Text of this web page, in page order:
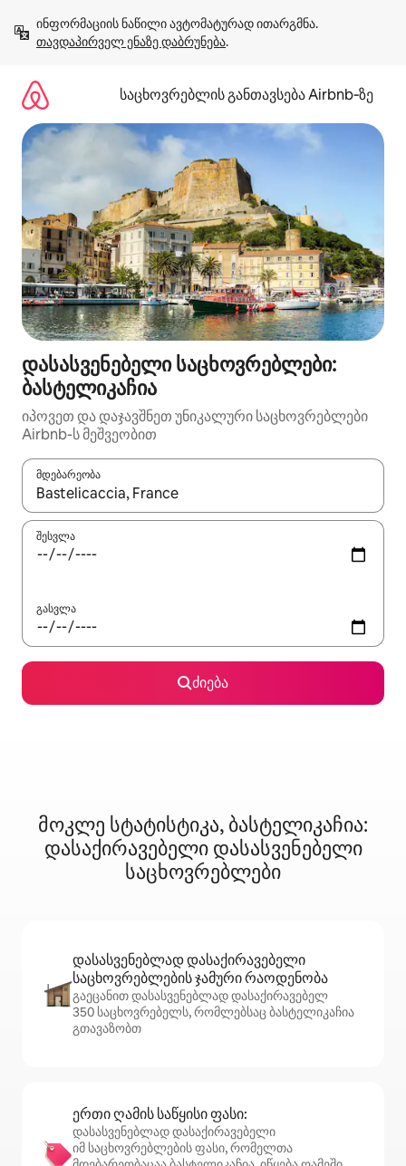
გადასვლა
თავდაპირველ ენაზე დაბრუნება.
საცხოვრებლის განთავსება Airbnb‑ზე
დასასვენებელი საცხოვრებლები:
ბასტელიკაჩია
იპოვეთ და დაჯავშნეთ უნიკალური საცხოვრებლები
Airbnb-ს მეშვეობით
მდებარეობა
როცა შედეგები ხელმისაწვდომი გახდება, ნავიგაციისთვის
შესვლა
გასვლა
ძიება
მოკლე სტატისტიკა, ბასტელიკაჩია:
დასაქირავებელი დასასვენებელი
საცხოვრებლები
დასასვენებლად დასაქირავებელი
საცხოვრებლების ჯამური რაოდენობა
გაეცანით დასასვენებლად დასაქირავებელ
350 საცხოვრებელს, რომლებსაც ბასტელიკაჩია
გთავაზობთ
ერთი ღამის საწყისი ფასი:
დასასვენებლად დასაქირავებელი
იმ საცხოვრებლების ფასი, რომელთა